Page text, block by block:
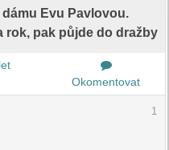
Evu Pavlovou.
rok, pak půjde do dražby
Okomentovat
1